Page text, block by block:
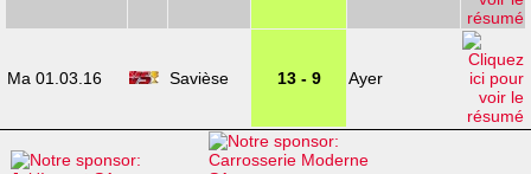
Ma 01.03.16 Savièse 13 - 9 Ayer